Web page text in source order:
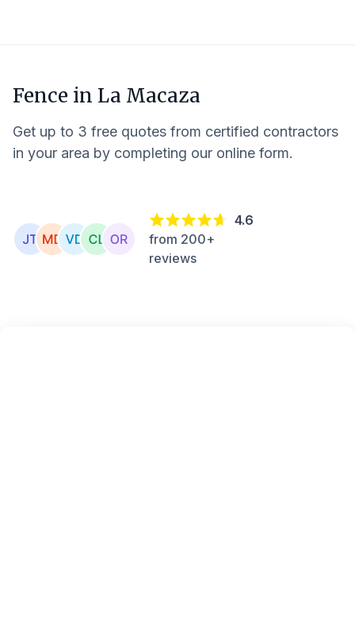
Fence in La Macaza
Get up to 3 free quotes from certified contractors
in your area by completing our online form.
4.6
from 200+
reviews